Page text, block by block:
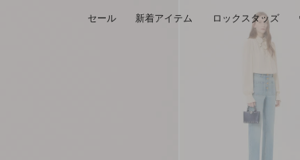
セール 新着アイテム ロックスタッズ